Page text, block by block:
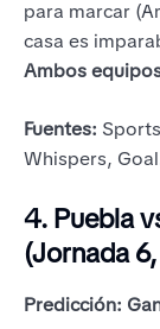
para marcar
casa es
Ambos
Fuentes:
Whispers,
4. Puebla
(Jornada
Predicción: